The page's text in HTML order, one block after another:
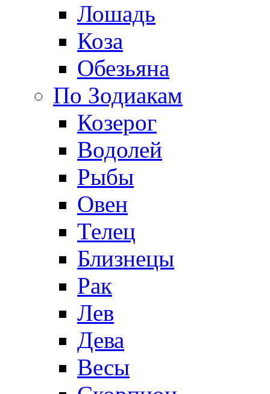
Лошадь
Коза
Обезьяна
По Зодиакам
Козерог
Водолей
Рыбы
Овен
Телец
Близнецы
Рак
Лев
Дева
Весы